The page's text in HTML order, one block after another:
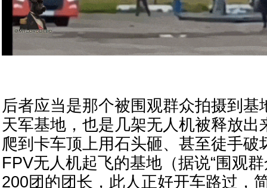
后者应当是那个被围观群众拍摄到基
天军基地，也是几架无人机被释放出
爬到卡车顶上用石头砸、甚至徒手破
FPV无人机起飞的基地（据说“围观
200团的团长，此人正好开车路过，